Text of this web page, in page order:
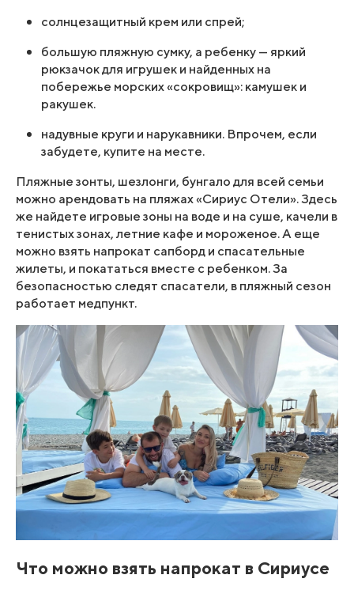
солнцезащитный крем или спрей;
большую пляжную сумку, а ребенку — яркий
рюкзачок для игрушек и найденных на
побережье морских «сокровищ»: камушек и
ракушек.
надувные круги и нарукавники. Впрочем, если
забудете, купите на месте.
Пляжные зонты, шезлонги, бунгало для всей семьи
можно арендовать на пляжах «Сириус Отели». Здесь
же найдете игровые зоны на воде и на суше, качели в
тенистых зонах, летние кафе и мороженое. А еще
можно взять напрокат сапборд и спасательные
жилеты, и покататься вместе с ребенком. За
безопасностью следят спасатели, в пляжный сезон
работает медпункт.
Что можно взять напрокат в Сириусе